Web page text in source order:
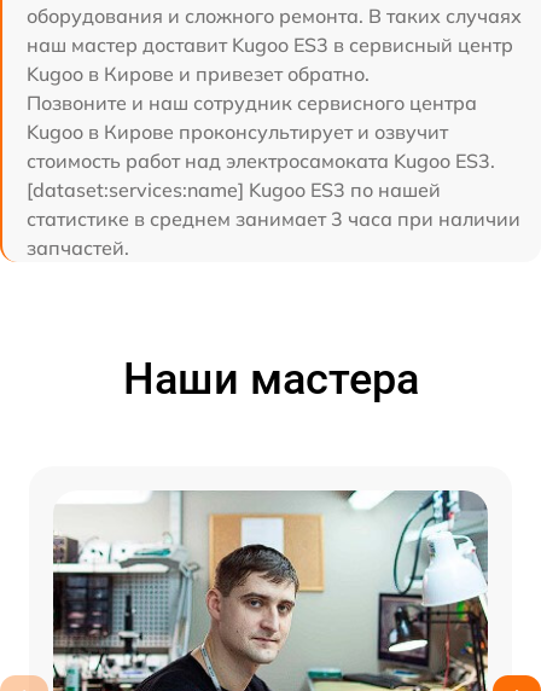
оборудования и сложного ремонта. В таких случаях
наш мастер доставит Kugoo ES3 в сервисный центр
Kugoo в Кирове и привезет обратно.
Позвоните и наш сотрудник сервисного центра
Kugoo в Кирове проконсультирует и озвучит
стоимость работ над электросамоката Kugoo ES3.
[dataset:services:name] Kugoo ES3 по нашей
статистике в среднем занимает 3 часа при наличии
запчастей.
Наши мастера